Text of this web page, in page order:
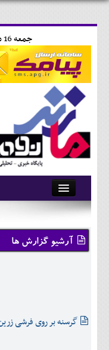
جمعه 16 مرداد 1405-19:34-
آرشیو
تماس با ما
وبلاگ
کلینیک
آرشیو گزارش ها
گرسنه بر روی فرشی